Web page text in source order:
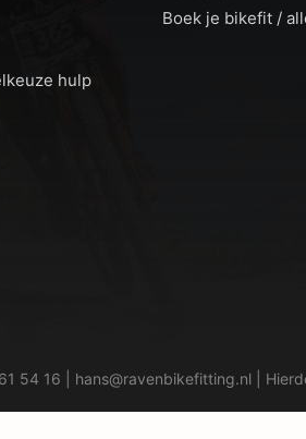
hulp
Boek je bikefit /
54 16 hans@ravenbikefitting.nl |